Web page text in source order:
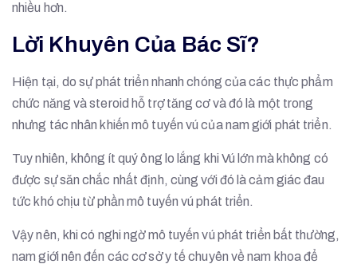
nhiều hơn.
Lời Khuyên Của Bác Sĩ?
Hiện tại, do sự phát triển nhanh chóng của các thực phẩm
chức năng và steroid hỗ trợ tăng cơ và đó là một trong
nhưng tác nhân khiến mô tuyến vú của nam giới phát triển.
Tuy nhiên, không ít quý ông lo lắng khi Vú lớn mà không có
được sự săn chắc nhất định, cùng với đó là cảm giác đau
tức khó chịu từ phần mô tuyến vú phát triển.
Vậy nên, khi có nghi ngờ mô tuyến vú phát triển bất thường,
nam giới nên đến các cơ sở y tế chuyên về nam khoa để